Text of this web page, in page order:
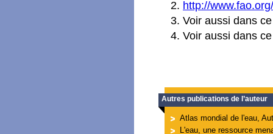
http://
Voir aussi dans
Voir aussi dans
Autres publications de l’auteur
Atlas mondial de l'eau,
L'eau, une ressource